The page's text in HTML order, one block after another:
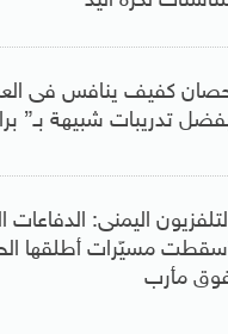
كفيف ينافس فى
تدريبات شبيهة بـ”
اليمنى: الدفاعات
مسيّرات أطلقها
مأرب